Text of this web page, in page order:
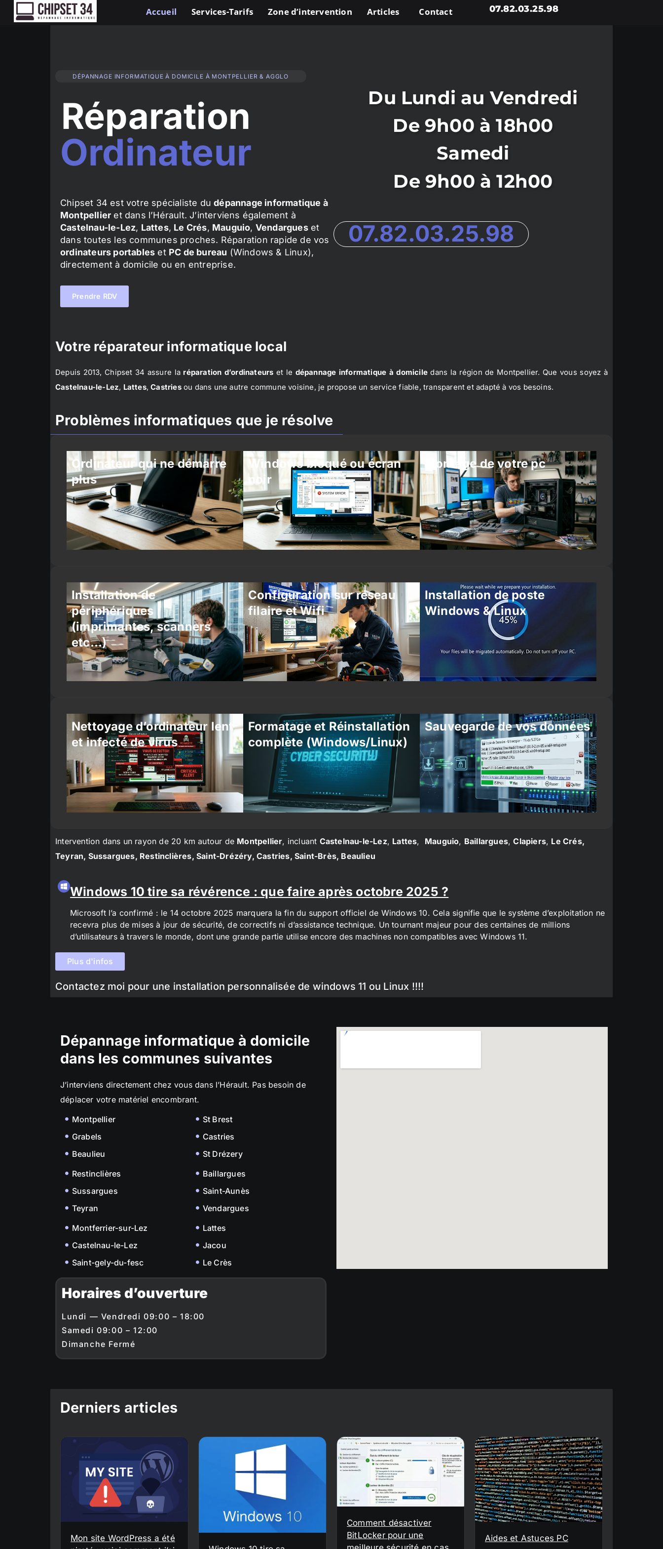
Accueil Services-Tarifs Zone d’intervention Articles Contact 07.82.03.25.98
DÉPANNAGE INFORMATIQUE À DOMICILE À MONTPELLIER & AGGLO
Réparation
Ordinateur
Chipset 34 est votre spécialiste dudépannage informatique à
Montpellier et dans l’Hérault. J’interviens également à
Castelnau-le-Lez, Lattes, Le Crés, Mauguio, Vendargueset
dans toutes les communes proches. Réparation rapide de vos
ordinateurs portables et PC de bureau (Windows & Linux),
directement à domicile ou en entreprise.
Prendre RDV
Du Lundi au Vendredi
De 9h00 à 18h00
Samedi
De 9h00 à 12h00
07.82.03.25.98
Votre réparateur informatique local
Depuis 2013, Chipset 34 assure la réparation d’ordinateurs et le dépannage informatique à domicile dans la région de Montpellier. Que vous soyez à
Castelnau-le-Lez, Lattes,Castriesou dans une autre commune voisine, je propose un service fiable, transparent et adapté à vos besoins.
Problèmes informatiques que je résolve
Ordinateur qui ne démarre
plus
Windows bloqué ou écran
noir
Montage de votre pc
Installation de
périphériques
(imprimantes, scanners
etc…)
Configuration sur réseau
filaire et Wifi
Installation de poste
Windows & Linux
Nettoyage d’ordinateur lent
et infecté de virus
Formatage et Réinstallation
complète (Windows/Linux)
Sauvegarde de vos données
Intervention dans un rayon de 20 km autour de Montpellier, incluant Castelnau-le-Lez, Lattes, Mauguio, Baillargues,Clapiers, Le Crés,
Teyran, Sussargues, Restinclières, Saint-Drézéry, Castries, Saint-Brès, Beaulieu
Windows 10 tire sa révérence : que faire après octobre 2025 ?
Microsoft l’a confirmé : le 14 octobre 2025 marquera la fin du support officiel de Windows 10. Cela signifie que le système d’exploitation ne
recevra plus de mises à jour de sécurité, de correctifs ni d’assistance technique. Un tournant majeur pour des centaines de millions
d’utilisateurs à travers le monde, dont une grande partie utilise encore des machines non compatibles avec Windows 11.
Plus d'infos
Contactez moi pour une installation personnalisée de windows 11 ou Linux !!!!
Dépannage informatique à domicile
dans les communes suivantes
J’interviens directement chez vous dans l’Hérault. Pas besoin de
déplacer votre matériel encombrant.
Montpellier
Grabels
Beaulieu
St Brest
Castries
St Drézery
Restinclières
Sussargues
Teyran
Baillargues
Saint-Aunès
Vendargues
Montferrier-sur-Lez
Castelnau-le-Lez
Saint-gely-du-fesc
Lattes
Jacou
Le Crès
Horaires d’ouverture
Lundi — Vendredi 09:00 – 18:00
Samedi 09:00 – 12:00
Dimanche Fermé
Derniers articles
Mon site WordPress a été
Comment désactiver
BitLocker pour une
Aides et Astuces PC